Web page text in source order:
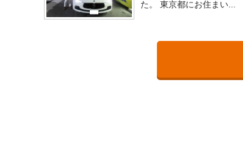
た。 東京都にお住まい...